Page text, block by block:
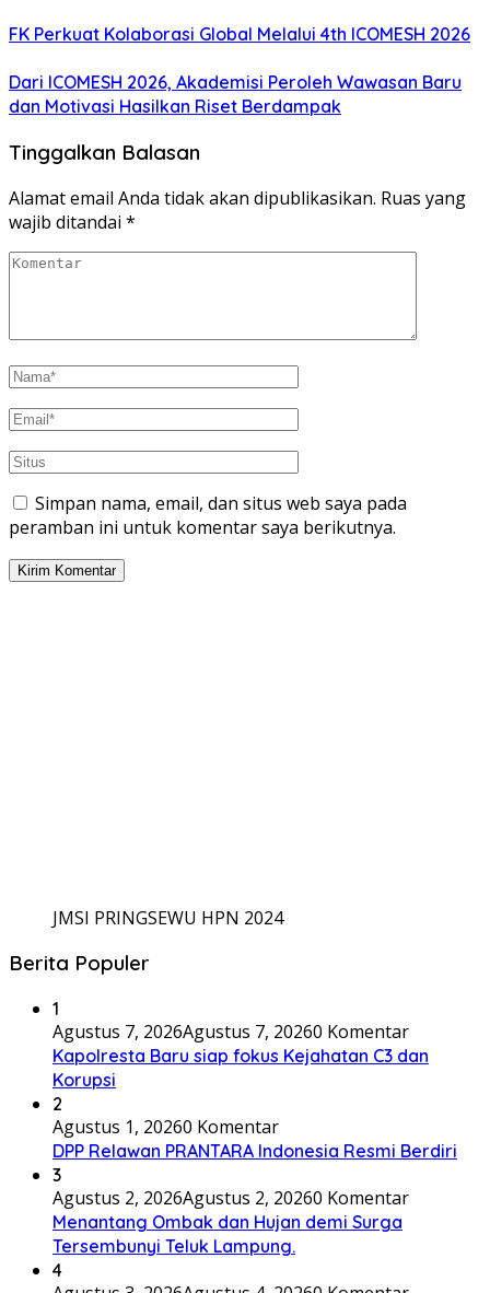
FK Perkuat Kolaborasi Global Melalui 4th ICOMESH 2026
Dari ICOMESH 2026, Akademisi Peroleh Wawasan Baru
dan Motivasi Hasilkan Riset Berdampak
Tinggalkan Balasan
Alamat email Anda tidak akan dipublikasikan. Ruas yang
wajib ditandai *
Simpan nama, email, dan situs web saya pada
peramban ini untuk komentar saya berikutnya.
JMSI PRINGSEWU HPN 2024
Berita Populer
1
Agustus 7, 2026Agustus 7, 20260 Komentar
Kapolresta Baru siap fokus Kejahatan C3 dan
Korupsi
2
Agustus 1, 20260 Komentar
DPP Relawan PRANTARA Indonesia Resmi Berdiri
3
Agustus 2, 2026Agustus 2, 20260 Komentar
Menantang Ombak dan Hujan demi Surga
Tersembunyi Teluk Lampung.
4